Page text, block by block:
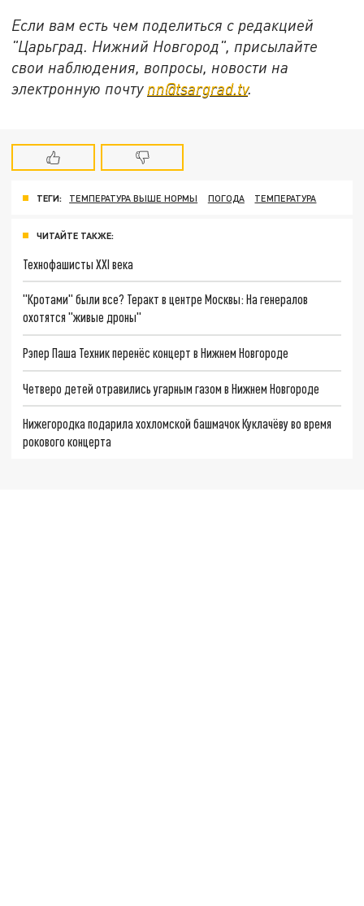
Если вам есть чем поделиться с редакцией
"Царьград. Нижний Новгород", присылайте
свои наблюдения, вопросы, новости на
электронную почту nn@tsargrad.tv.
ТЕГИ: ТЕМПЕРАТУРА ВЫШЕ НОРМЫ ПОГОДА ТЕМПЕРАТУРА
ЧИТАЙТЕ ТАКЖЕ:
Технофашисты XXI века
"Кротами" были все? Теракт в центре Москвы: На генералов
охотятся "живые дроны"
Рэпер Паша Техник перенёс концерт в Нижнем Новгороде
Четверо детей отравились угарным газом в Нижнем Новгороде
Нижегородка подарила хохломской башмачок Куклачёву во время
рокового концерта